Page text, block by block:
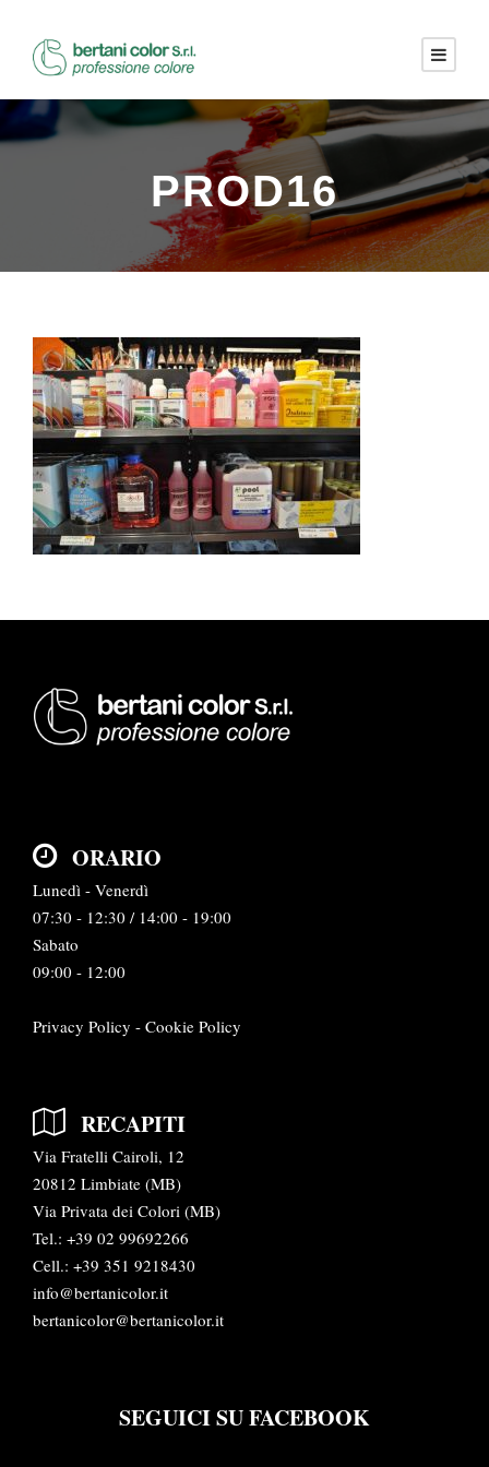
PROD16
ORARIO
Lunedì - Venerdì
07:30 - 12:30 / 14:00 - 19:00
Sabato
09:00 - 12:00
Privacy Policy - Cookie Policy
RECAPITI
Via Fratelli Cairoli, 12
20812 Limbiate (MB)
Via Privata dei Colori (MB)
Tel.: +39 02 99692266
Cell.: +39 351 9218430
info@bertanicolor.it
bertanicolor@bertanicolor.it
SEGUICI SU FACEBOOK